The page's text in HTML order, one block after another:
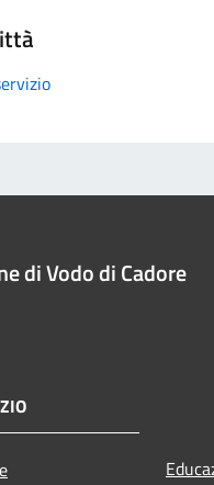
di Vodo di Cadore